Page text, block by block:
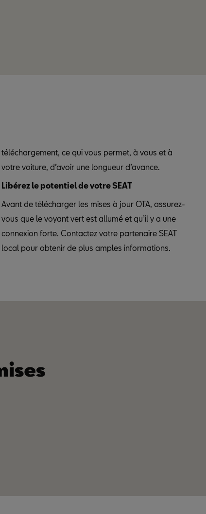
téléchargement, ce qui vous permet, à vous et à
votre voiture, d’avoir une longueur d’avance.
Libérez le potentiel de votre SEAT
Avant de télécharger les mises à jour OTA, assurez-
vous que le voyant vert est allumé et qu’il y a une
connexion forte. Contactez votre partenaire SEAT
local pour obtenir de plus amples informations.